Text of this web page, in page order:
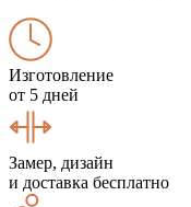
Изготовление
от 5 дней
Замер, дизайн
и доставка бесплатно